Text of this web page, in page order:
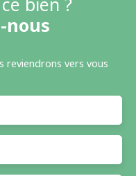
nous
reviendrons vers vous